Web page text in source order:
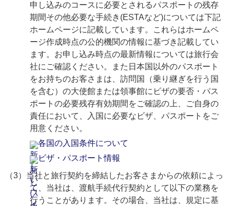
申し込みのコースに必要とされるパスポートの残存
期間その他必要な手続き(ESTAなど)については下記
ホームページに記載しています。これらはホームペ
ージ作成時点の公的機関の情報に基づき記載してい
ます。お申し込み時点の最新情報については旅行会
社にご確認ください。また日本国以外のパスポート
をお持ちのお客さまは、訪問国（乗り継ぎを行う国
を含む）の大使館または領事館にビザの要否・パス
ポートの必要残存有効期間をご確認の上、ご自身の
責任において、入国に必要なビザ、パスポートをご
用意ください。
各国の入国条件について
ビザ・パスポート情報
（3）当社と旅行契約を締結したお客さまからの依頼によっ
て、当社は、渡航手続代行契約として以下の業務を
行うことがあります。その場合、当社は、規定に基